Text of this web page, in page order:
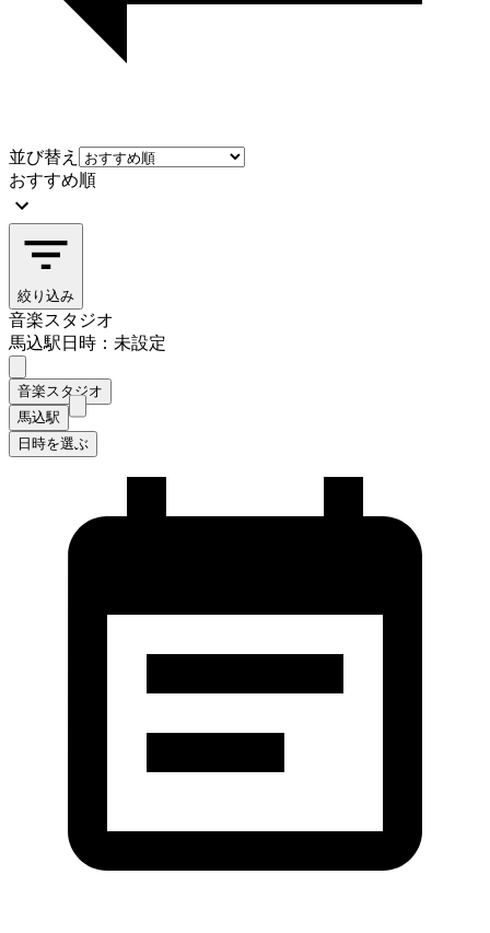
並び替え
おすすめ順
絞り込み
音楽スタジオ
馬込駅日時：未設定
音楽スタジオ
馬込駅
日時を選ぶ